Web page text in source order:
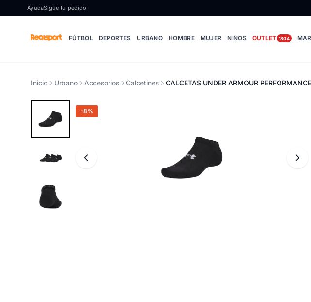
Ir al contenido
AyudaSigue tu pedido
FÚTBOL DEPORTES URBANO HOMBRE MUJER NIÑOS OUTLET 1804
Inicio Urbano Accesorios Calcetines CALCETAS UNDER ARMOUR
-8%